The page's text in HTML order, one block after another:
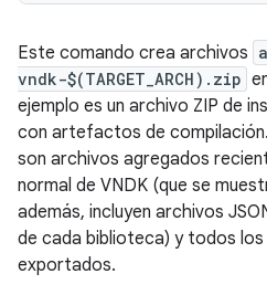
Este comando crea archivos
vndk-$(TARGET_ARCH).zip
ejemplo es un archivo ZIP de
con artefactos de
son archivos agregados
normal de VNDK (que se
además, incluyen archivos
de cada biblioteca) y todos
exportados.